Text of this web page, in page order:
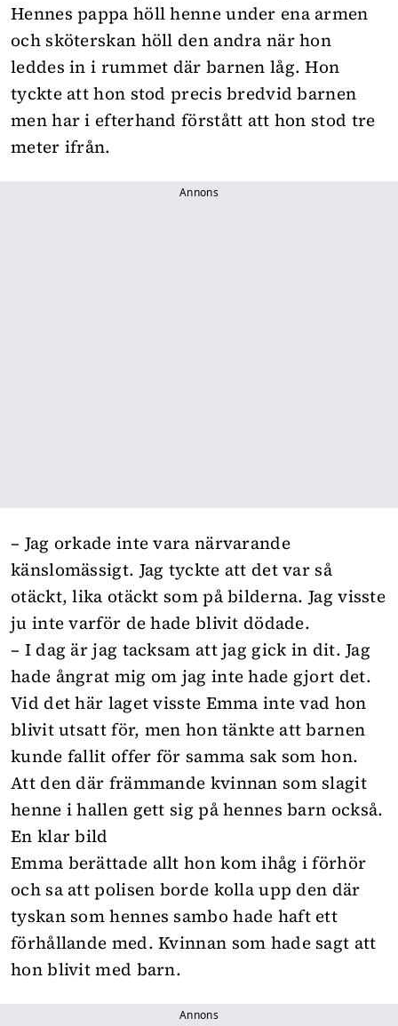
Hennes pappa höll henne under ena armen
och sköterskan höll den andra när hon
leddes in i rummet där barnen låg. Hon
tyckte att hon stod precis bredvid barnen
men har i efterhand förstått att hon stod tre
meter ifrån.
Annons
– Jag orkade inte vara närvarande
känslomässigt. Jag tyckte att det var så
otäckt, lika otäckt som på bilderna. Jag visste
ju inte varför de hade blivit dödade.
– I dag är jag tacksam att jag gick in dit. Jag
hade ångrat mig om jag inte hade gjort det.
Vid det här laget visste Emma inte vad hon
blivit utsatt för, men hon tänkte att barnen
kunde fallit offer för samma sak som hon.
Att den där främmande kvinnan som slagit
henne i hallen gett sig på hennes barn också.
En klar bild
Emma berättade allt hon kom ihåg i förhör
och sa att polisen borde kolla upp den där
tyskan som hennes sambo hade haft ett
förhållande med. Kvinnan som hade sagt att
hon blivit med barn.
Annons